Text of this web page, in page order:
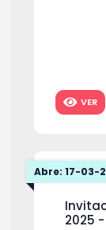
VER
Abre: 17-03-
2025 -